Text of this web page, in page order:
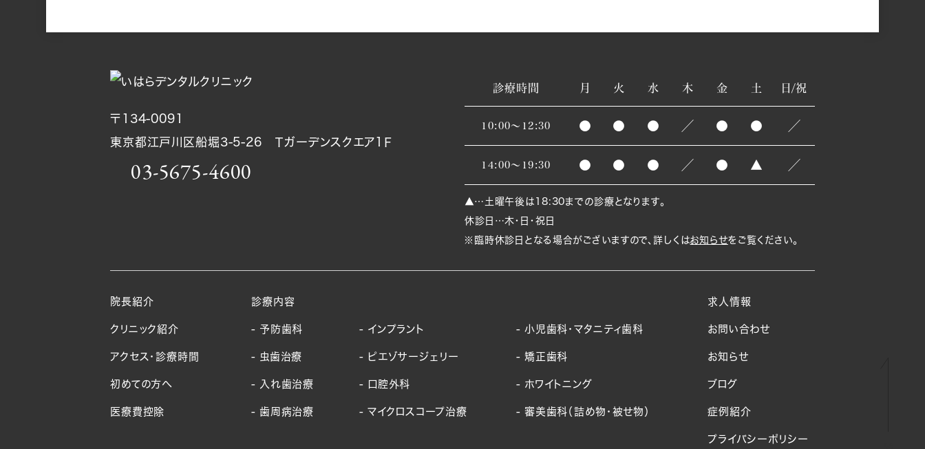
〒134-0091
東京都江戸川区船堀3-5-26 Ｔガーデンスクエア1Ｆ
03-5675-4600
診療時間 月 火 水 木 金 土 日/祝
10:00～12:30 ● ● ● ／ ● ● ／
14:00～19:30 ● ● ● ／ ● ▲ ／
▲…土曜午後は18:30までの診療となります。
休診日…木・日・祝日
※臨時休診日となる場合がございますので、詳しくはお知らせをご覧ください。
院長紹介
クリニック紹介
アクセス・診療時間
初めての方へ
医療費控除
診療内容
予防歯科
虫歯治療
入れ歯治療
歯周病治療
インプラント
ピエゾサージェリー
口腔外科
マイクロスコープ治療
小児歯科・マタニティ歯科
矯正歯科
ホワイトニング
審美歯科（詰め物・被せ物）
求人情報
お問い合わせ
お知らせ
ブログ
症例紹介
プライバシーポリシー